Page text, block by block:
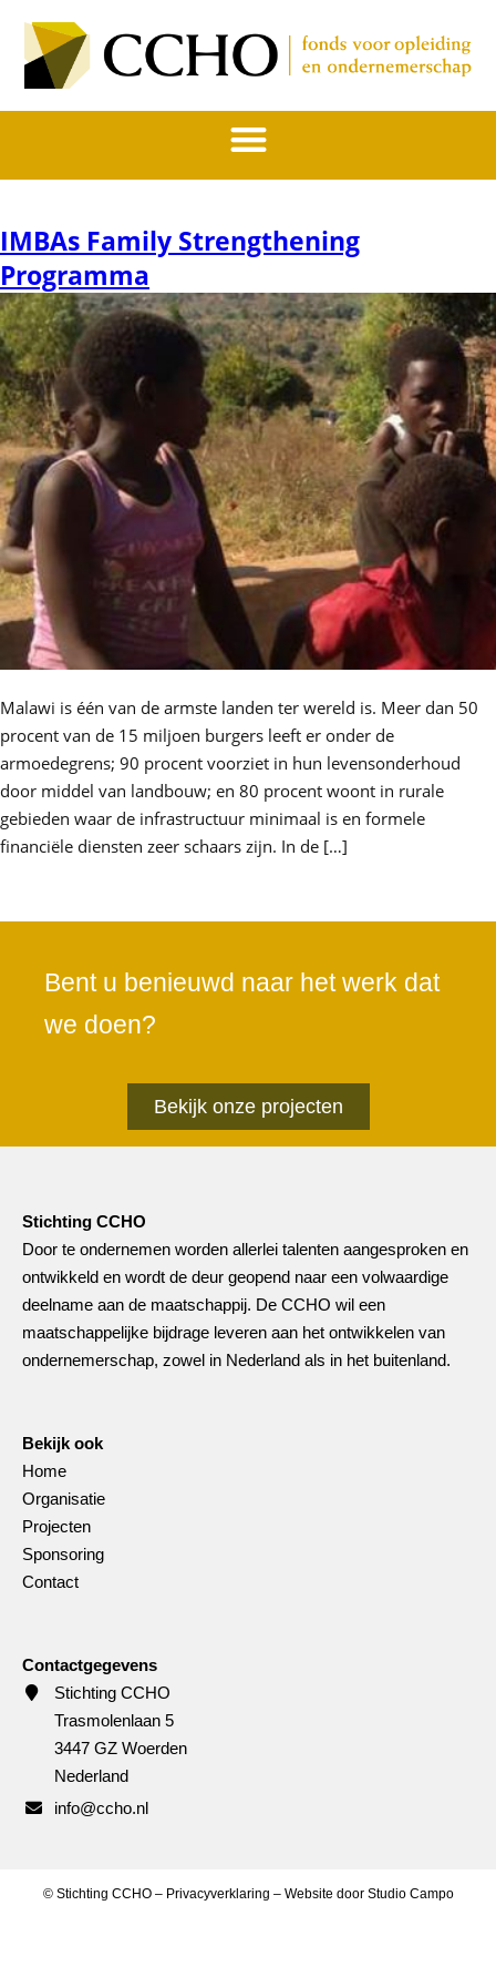
IMBAs Family Strengthening
Programma
Malawi is één van de armste landen ter wereld is. Meer dan 50
procent van de 15 miljoen burgers leeft er onder de
armoedegrens; 90 procent voorziet in hun levensonderhoud
door middel van landbouw; en 80 procent woont in rurale
gebieden waar de infrastructuur minimaal is en formele
financiële diensten zeer schaars zijn. In de […]
Bent u benieuwd naar het werk dat
we doen?
Bekijk onze projecten
Stichting CCHO
Door te ondernemen worden allerlei talenten aangesproken en
ontwikkeld en wordt de deur geopend naar een volwaardige
deelname aan de maatschappij. De CCHO wil een
maatschappelijke bijdrage leveren aan het ontwikkelen van
ondernemerschap, zowel in Nederland als in het buitenland.
Bekijk ook
Home
Organisatie
Projecten
Sponsoring
Contact
Contactgegevens
Stichting CCHO
Trasmolenlaan 5
3447 GZ Woerden
Nederland
info@ccho.nl
© Stichting CCHO – Privacyverklaring – Website door Studio Campo